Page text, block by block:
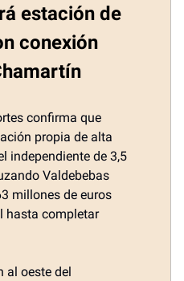
estación de
conexión
confirma que
propia de alta
independiente de 3,5
Valdebebas
millones de euros
hasta completar
al oeste del